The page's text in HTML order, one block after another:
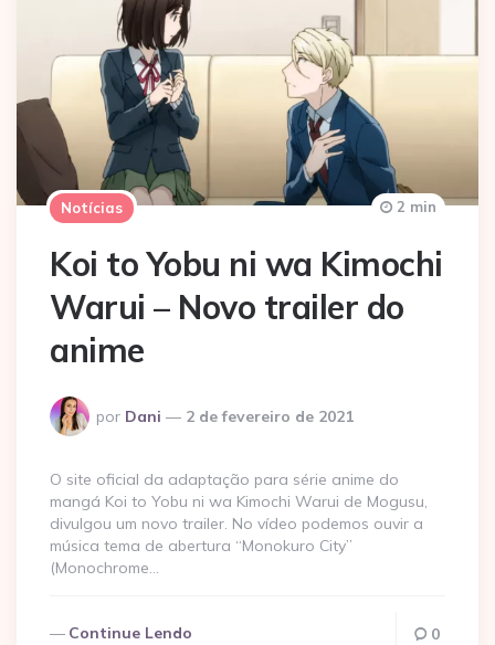
Notícias
Koi to Yobu ni wa Kimochi
Warui – Novo trailer do
anime
Postado
por
por Dani 2 de fevereiro de 2021
2 min
O site oficial da adaptação para série anime do
mangá Koi to Yobu ni wa Kimochi Warui de Mogusu,
divulgou um novo trailer. No vídeo podemos ouvir a
música tema de abertura “Monokuro City”
(Monochrome…
Continue Lendo 0